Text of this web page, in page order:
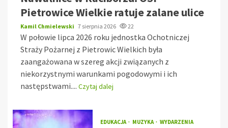
Pietrowice Wielkie ratuje zalane ulice
Kamil Chmielewski 7 sierpnia 2026 22
W połowie lipca 2026 roku jednostka Ochotniczej
Straży Pożarnej z Pietrowic Wielkich była
zaangażowana w szereg akcji związanych z
niekorzystnymi warunkami pogodowymi i ich
następstwami.... Czytaj dalej
EDUKACJA MUZYKA WYDARZENIA